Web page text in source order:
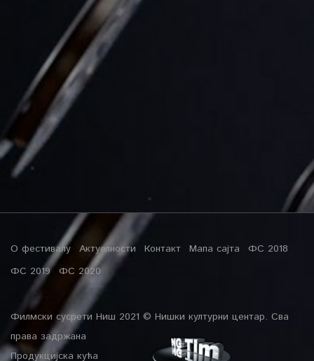
О фестивалу Актуелности Контакт Мапа сајта
ФС 2018
ФС 2019 ФС 2020
Филмски сусрети Ниш 2021 © Нишки културни центар. Сва
права задржана
Продукцијска кућа